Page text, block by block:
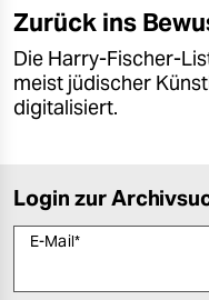
Zurück ins
Die Harry-Fischer-
meist jüdischer
digitalisiert.
Login zur
E-Mail*